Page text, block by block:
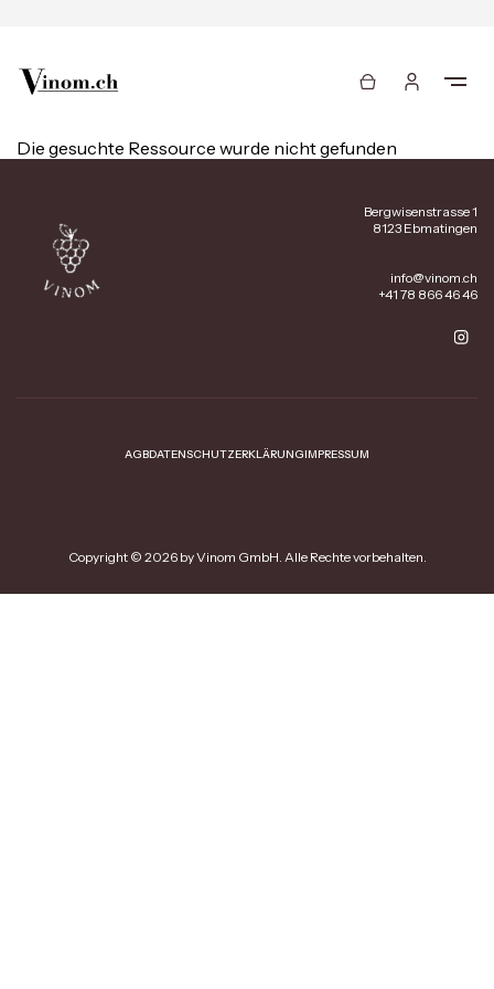
Die gesuchte Ressource wurde nicht gefunden
Bergwisenstrasse 1
8123 Ebmatingen
info@vinom.ch
+41 78 866 46 46
AGBDATENSCHUTZERKLÄRUNGIMPRESSUM
Copyright © 2026 by Vinom GmbH. Alle Rechte vorbehalten.